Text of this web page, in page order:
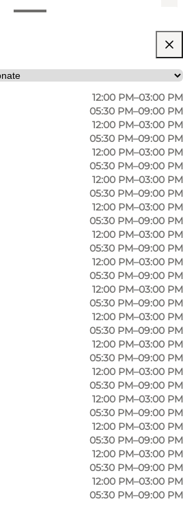
anzeigen
12:00 PM–03:00 PM
05:30 PM–09:00 PM
12:00 PM–03:00 PM
05:30 PM–09:00 PM
12:00 PM–03:00 PM
05:30 PM–09:00 PM
12:00 PM–03:00 PM
05:30 PM–09:00 PM
12:00 PM–03:00 PM
05:30 PM–09:00 PM
12:00 PM–03:00 PM
05:30 PM–09:00 PM
12:00 PM–03:00 PM
05:30 PM–09:00 PM
12:00 PM–03:00 PM
05:30 PM–09:00 PM
12:00 PM–03:00 PM
05:30 PM–09:00 PM
12:00 PM–03:00 PM
05:30 PM–09:00 PM
12:00 PM–03:00 PM
05:30 PM–09:00 PM
12:00 PM–03:00 PM
05:30 PM–09:00 PM
12:00 PM–03:00 PM
05:30 PM–09:00 PM
12:00 PM–03:00 PM
05:30 PM–09:00 PM
12:00 PM–03:00 PM
05:30 PM–09:00 PM
Foto:
und Hafenflair im Hotel
liegt das gemütliche